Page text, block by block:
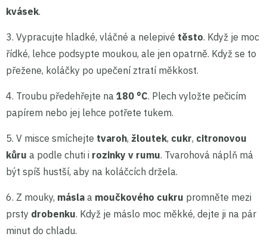
kvásek.
3. Vypracujte hladké, vláčné a nelepivé těsto. Když je moc
řídké, lehce podsypte moukou, ale jen opatrně. Když se to
přežene, koláčky po upečení ztratí měkkost.
4. Troubu předehřejte na 180 °C. Plech vyložte pečicím
papírem nebo jej lehce potřete tukem.
5. V misce smíchejte tvaroh, žloutek, cukr, citronovou
kůru a podle chuti i rozinky v rumu. Tvarohová náplň má
být spíš hustší, aby na koláčcích držela.
6. Z mouky, másla a moučkového cukru promněte mezi
prsty drobenku. Když je máslo moc měkké, dejte ji na pár
minut do chladu.